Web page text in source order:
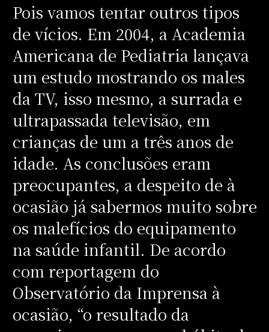
Pois vamos tentar outros tipos
de vícios. Em 2004, a Academia
Americana de Pediatria lançava
um estudo mostrando os males
da TV, isso mesmo, a surrada e
ultrapassada televisão, em
crianças de um a três anos de
idade. As conclusões eram
preocupantes, a despeito de à
ocasião já sabermos muito sobre
os malefícios do equipamento
na saúde infantil. De acordo
com reportagem do
Observatório da Imprensa à
ocasião, “o resultado da